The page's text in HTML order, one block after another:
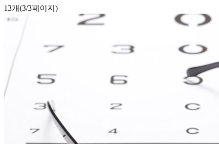
13개(3/3페이지)